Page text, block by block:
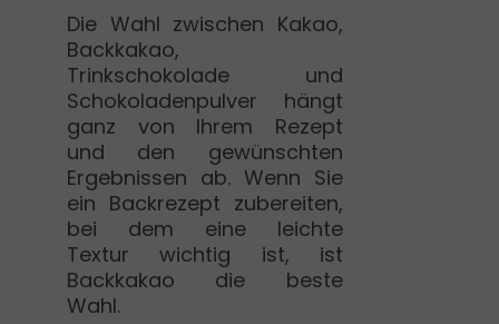
Die Wahl zwischen Kakao,
Backkakao,
Trinkschokolade und
Schokoladenpulver hängt
ganz von Ihrem Rezept
und den gewünschten
Ergebnissen ab. Wenn Sie
ein Backrezept zubereiten,
bei dem eine leichte
Textur wichtig ist, ist
Backkakao die beste
Wahl.